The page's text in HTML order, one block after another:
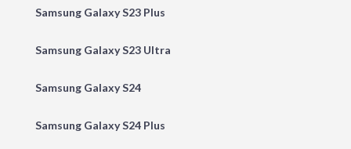
Samsung Galaxy S23 Plus
Samsung Galaxy S23 Ultra
Samsung Galaxy S24
Samsung Galaxy S24 Plus